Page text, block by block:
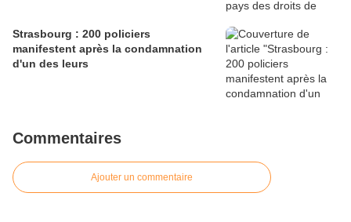
Strasbourg : 200 policiers
manifestent après la condamnation
d'un des leurs
Commentaires
Ajouter un commentaire